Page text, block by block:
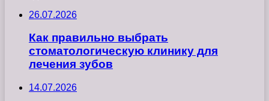
26.07.2026
Как правильно выбрать
стоматологическую клинику для
лечения зубов
14.07.2026